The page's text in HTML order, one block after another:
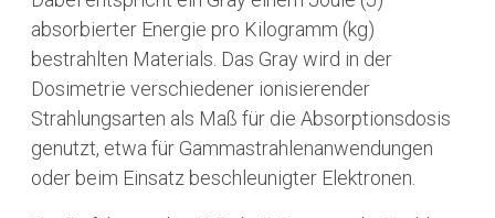
absorbierter Energie pro Kilogramm (kg)
bestrahlten Materials. Das Gray wird in der
Dosimetrie verschiedener ionisierender
Strahlungsarten als Maß für die Absorptionsdosis
genutzt, etwa für Gammastrahlenanwendungen
oder beim Einsatz beschleunigter Elektronen.